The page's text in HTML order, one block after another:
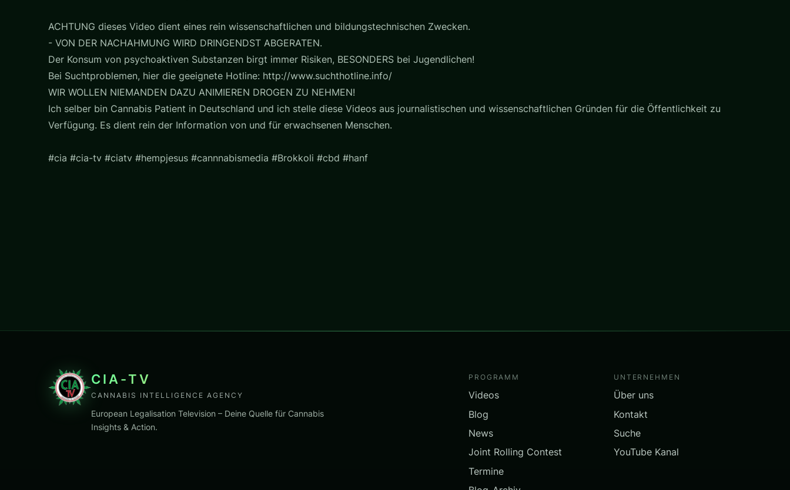
ACHTUNG dieses Video dient eines rein wissenschaftlichen und bildungstechnischen Zwecken.
- VON DER NACHAHMUNG WIRD DRINGENDST ABGERATEN.
Der Konsum von psychoaktiven Substanzen birgt immer Risiken, BESONDERS bei Jugendlichen!
Bei Suchtproblemen, hier die geeignete Hotline: http://www.suchthotline.info/
WIR WOLLEN NIEMANDEN DAZU ANIMIEREN DROGEN ZU NEHMEN!
Ich selber bin Cannabis Patient in Deutschland und ich stelle diese Videos aus journalistischen und wissenschaftlichen Gründen für die Öffentlichkeit zu
Verfügung. Es dient rein der Information von und für erwachsenen Menschen.
#cia #cia-tv #ciatv #hempjesus #cannnabismedia #Brokkoli #cbd #hanf
CIA-TV
CANNABIS INTELLIGENCE AGENCY
European Legalisation Television – Deine Quelle für Cannabis
Insights & Action.
PROGRAMM
Videos
Blog
News
Joint Rolling Contest
Termine
UNTERNEHMEN
Über uns
Kontakt
Suche
YouTube Kanal